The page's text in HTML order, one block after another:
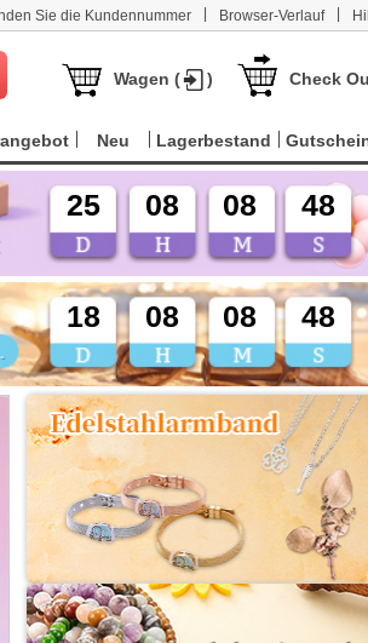
Sie die Kundennummer Browser-Verlauf
Wagen ( ) Check
Neu Lagerbestand
25 08 08 46
18 08 08 46